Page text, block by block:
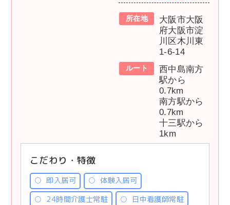
所在地
大阪市大阪
府大阪市淀
川区木川東
1-6-14
ルート
西中島南方
駅から
0.7km
南方駅から
0.7km
十三駅から
1km
こだわり・特徴
即入居可
体験入居可
24時間介護士常駐
日中看護師常駐